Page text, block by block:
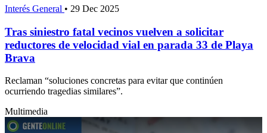
Interés General • 29 Dec 2025
Tras siniestro fatal vecinos vuelven a solicitar
reductores de velocidad vial en parada 33 de Playa
Brava
Reclaman “soluciones concretas para evitar que continúen
ocurriendo tragedias similares”.
Multimedia